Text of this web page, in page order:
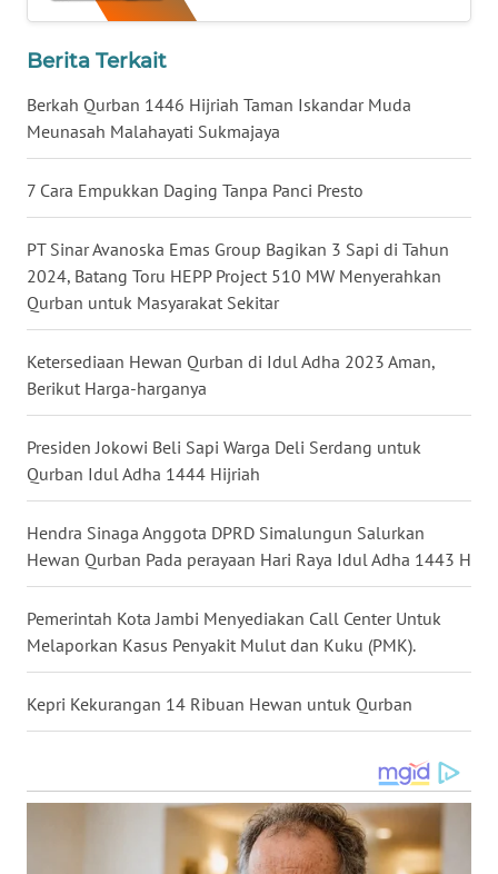
Berita Terkait
Berkah Qurban 1446 Hijriah Taman Iskandar Muda
Meunasah Malahayati Sukmajaya
7 Cara Empukkan Daging Tanpa Panci Presto
PT Sinar Avanoska Emas Group Bagikan 3 Sapi di Tahun
2024, Batang Toru HEPP Project 510 MW Menyerahkan
Qurban untuk Masyarakat Sekitar
Ketersediaan Hewan Qurban di Idul Adha 2023 Aman,
Berikut Harga-harganya
Presiden Jokowi Beli Sapi Warga Deli Serdang untuk
Qurban Idul Adha 1444 Hijriah
Hendra Sinaga Anggota DPRD Simalungun Salurkan
Hewan Qurban Pada perayaan Hari Raya Idul Adha 1443 H
Pemerintah Kota Jambi Menyediakan Call Center Untuk
Melaporkan Kasus Penyakit Mulut dan Kuku (PMK).
Kepri Kekurangan 14 Ribuan Hewan untuk Qurban
WN
KALTARA
WN
KALSEL
WN
WN
WN
GORONTALO
WN
SULUT
WN
MALUKU
WN
MALUT
WN
DAIRI
WN